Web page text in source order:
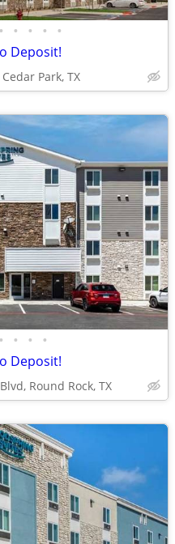
• • • • •
Deposit!
Park, TX
• • • •
Deposit!
Round Rock, TX